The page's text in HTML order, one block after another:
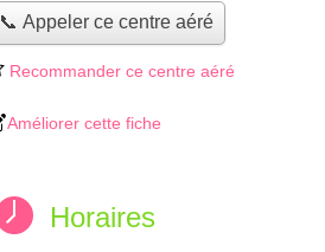
📞 Appeler ce centre aéré
Recommander ce centre aéré
Améliorer cette fiche
Horaires